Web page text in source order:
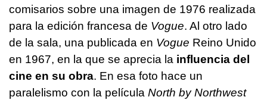
comisarios sobre una imagen de 1976 realizada
para la edición francesa de Vogue. Al otro lado
de la sala, una publicada en Vogue Reino Unido
en 1967, en la que se aprecia la influencia del
cine en su obra. En esa foto hace un
paralelismo con la película North by Northwest